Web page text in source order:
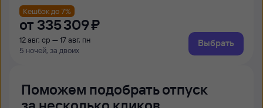
Кешбэк до 7%
от 335 ⁠309 ⁠₽
12 авг, ср — 17 авг, пн
5 ночей, за двоих
Выбрать
Поможем подобрать отпуск